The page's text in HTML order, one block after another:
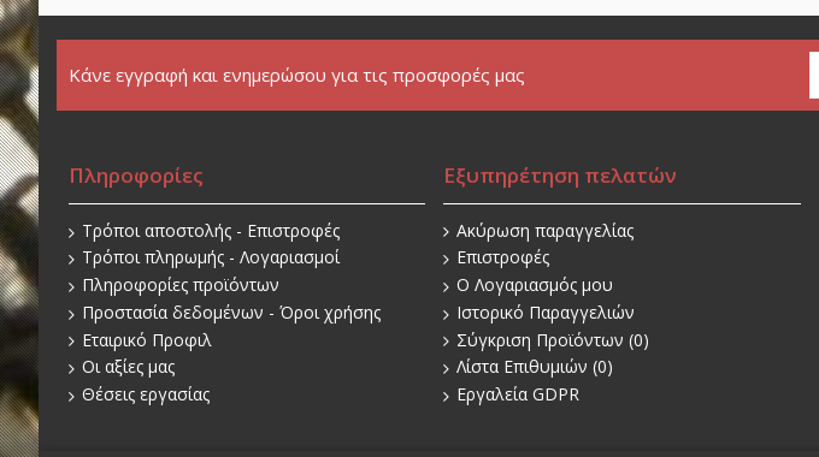
Κάνε εγγραφή και ενημερώσου για τις προσφορές μας
Πληροφορίες
Τρόποι αποστολής - Επιστροφές
Τρόποι πληρωμής - Λογαριασμοί
Πληροφορίες προϊόντων
Προστασία δεδομένων - Όροι χρήσης
Εταιρικό Προφιλ
Οι αξίες μας
Θέσεις εργασίας
Εξυπηρέτηση πελατών
Ακύρωση παραγγελίας
Επιστροφές
O Λογαριασμός μου
Ιστορικό Παραγγελιών
Σύγκριση Προϊόντων (0)
Λίστα Επιθυμιών (0)
Εργαλεία GDPR